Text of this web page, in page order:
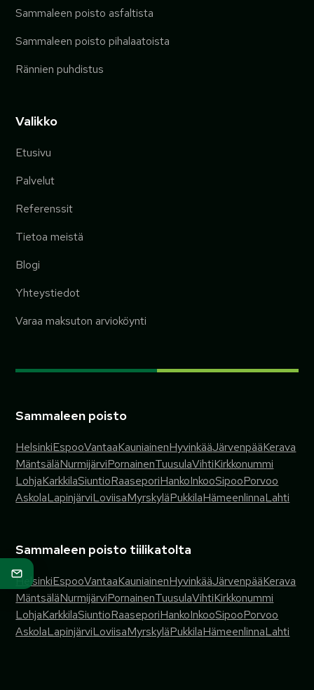
Sammaleen poisto asfaltista
Sammaleen poisto pihalaatoista
Rännien puhdistus
Valikko
Etusivu
Palvelut
Referenssit
Tietoa meistä
Blogi
Yhteystiedot
Varaa maksuton arvioköynti
Sammaleen poisto
HelsinkiEspooVantaaKauniainenHyvinkääJärvenpääKerava
MäntsäläNurmijärviPornainenTuusulaVihtiKirkkonummi
LohjaKarkkilaSiuntioRaaseporiHankoInkooSipooPorvoo
AskolaLapinjärviLoviisaMyrskyläPukkilaHämeenlinnaLahti
Sammaleen poisto tiilikatolta
HelsinkiEspooVantaaKauniainenHyvinkääJärvenpääKerava
MäntsäläNurmijärviPornainenTuusulaVihtiKirkkonummi
LohjaKarkkilaSiuntioRaaseporiHankoInkooSipooPorvoo
AskolaLapinjärviLoviisaMyrskyläPukkilaHämeenlinnaLahti